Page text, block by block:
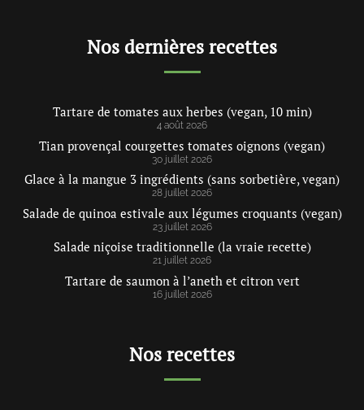
Nos dernières recettes
Tartare de tomates aux herbes (vegan, 10 min)
4 août 2026
Tian provençal courgettes tomates oignons (vegan)
30 juillet 2026
Glace à la mangue 3 ingrédients (sans sorbetière, vegan)
28 juillet 2026
Salade de quinoa estivale aux légumes croquants (vegan)
23 juillet 2026
Salade niçoise traditionnelle (la vraie recette)
21 juillet 2026
Tartare de saumon à l’aneth et citron vert
16 juillet 2026
Nos recettes